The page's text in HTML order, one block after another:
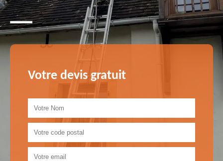
Votre devis gratuit